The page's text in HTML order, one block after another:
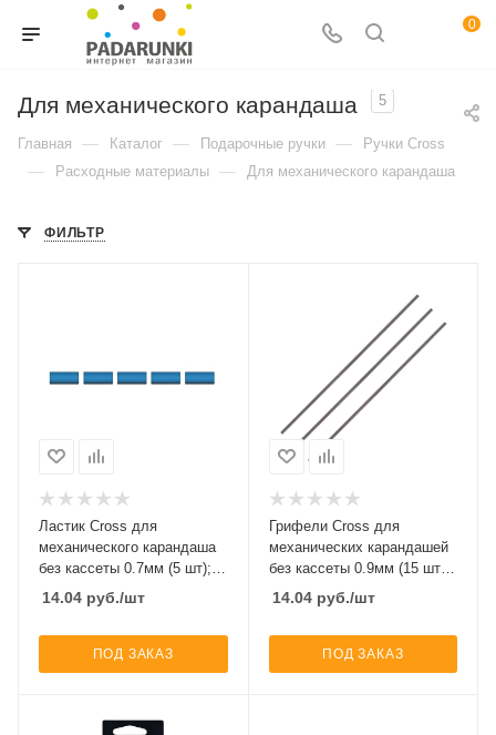
0
Для механического карандаша 5
Главная — Каталог — Подарочные ручки — Ручки Cross
— Расходные материалы — Для механического карандаша
ФИЛЬТР
Ластик Cross для
механического карандаша
без кассеты 0.7мм (5 шт);
блистер
14.04 руб./шт
ПОД ЗАКАЗ
Грифели Cross для
механических карандашей
без кассеты 0.9мм (15 шт);
блистер
14.04руб./шт
ПОД ЗАКАЗ